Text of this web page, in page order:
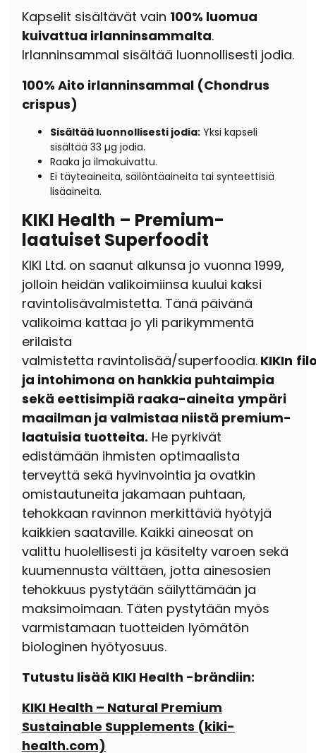
Kapselit sisältävät vain 100% luomua
kuivattua irlanninsammalta.
Irlanninsammal sisältää luonnollisesti jodia.
100% Aito irlanninsammal (Chondrus
crispus)
Sisältää luonnollisesti jodia: Yksi kapseli
sisältää 33 µg jodia.
Raaka ja ilmakuivattu.
Ei täyteaineita, säilöntäaineita tai synteettisiä
lisäaineita.
KIKI Health – Premium-
laatuiset Superfoodit
KIKI Ltd. on saanut alkunsa jo vuonna 1999,
jolloin heidän valikoimiinsa kuului kaksi
ravintolisävalmistetta. Tänä päivänä
valikoima kattaa jo yli parikymmentä
erilaista
valmistetta ravintolisää/superfoodia. KIKIn
ja intohimona on hankkia puhtaimpia
sekä eettisimpiä raaka-aineita ympäri
maailman ja valmistaa niistä premium-
laatuisia tuotteita. He pyrkivät
edistämään ihmisten optimaalista
terveyttä sekä hyvinvointia ja ovatkin
omistautuneita jakamaan puhtaan,
tehokkaan ravinnon merkittäviä hyötyjä
kaikkien saataville. Kaikki aineosat on
valittu huolellisesti ja käsitelty varoen sekä
kuumennusta välttäen, jotta ainesosien
tehokkuus pystytään säilyttämään ja
maksimoimaan. Täten pystytään myös
varmistamaan tuotteiden lyömätön
biologinen hyötyosuus.
Tutustu lisää KIKI Health -brändiin:
KIKI Health – Natural Premium
Sustainable Supplements (kiki-
health.com)